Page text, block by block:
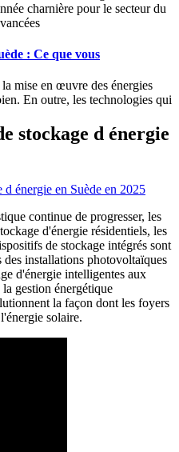
charnière pour le secteur du
: Ce que vous
mise en œuvre des énergies
En outre, les technologies qui
stockage d énergie
continue de progresser, les
d'énergie résidentiels, les
de stockage intégrés sont
des installations photovoltaïques
d'énergie intelligentes aux
gestion énergétique
la façon dont les foyers
solaire.